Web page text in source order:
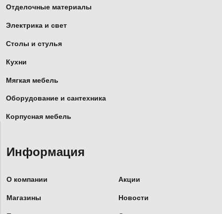
Отделочные материалы
Электрика и свет
Столы и стулья
Кухни
Мягкая мебель
Оборудование и сантехника
Корпусная мебель
Информация
О компании Акции
Магазины Новости